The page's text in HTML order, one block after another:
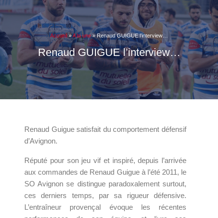
Accueil»A la une»Renaud GUIGUE l’interview…
Renaud GUIGUE l’interview…
Renaud Guigue satisfait du comportement défensif
d’Avignon.
Réputé pour son jeu vif et inspiré, depuis l’arrivée
aux commandes de Renaud Guigue à l’été 2011, le
SO Avignon se distingue paradoxalement surtout,
ces derniers temps, par sa rigueur défensive.
L’entraîneur provençal évoque les récentes